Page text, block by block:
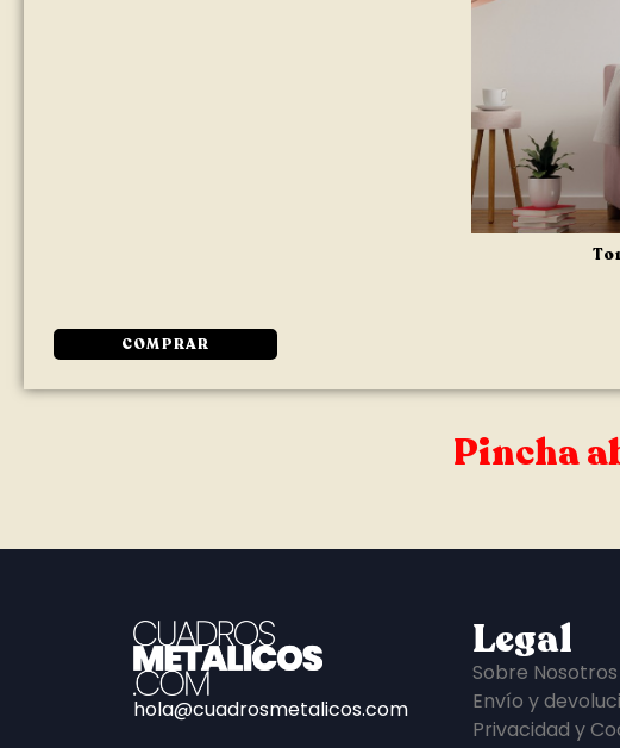
COMPRAR
Pincha
hola@cuadrosmetalicos.com
Legal
Sobre Nosotros
Envío y
Privacidad y